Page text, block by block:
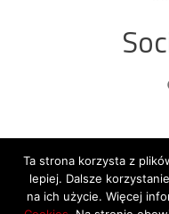
Ta strona korzysta z
lepiej. Dalsze
na ich użycie. Więcej